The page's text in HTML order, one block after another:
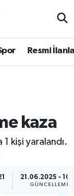
Resmi
kaza
1 kişi yaralandı.
21.06.2025 -
GÜNCELLEME